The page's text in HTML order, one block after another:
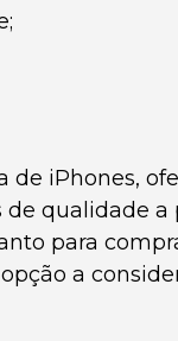
de iPhones,
qualidade a
para
a